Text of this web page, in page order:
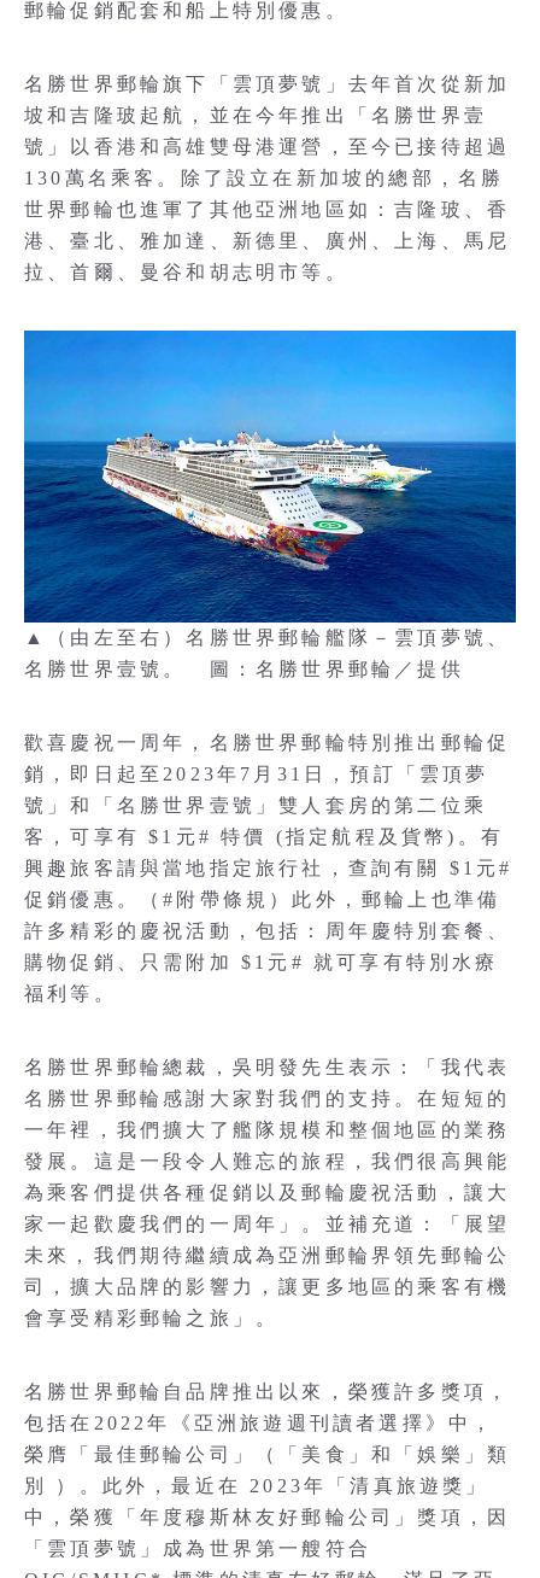
郵輪促銷配套和船上特別優惠。
名勝世界郵輪旗下「雲頂夢號」去年首次從新加
坡和吉隆玻起航，並在今年推出「名勝世界壹
號」以香港和高雄雙母港運營，至今已接待超過
130萬名乘客。除了設立在新加坡的總部，名勝
世界郵輪也進軍了其他亞洲地區如：吉隆玻、香
港、臺北、雅加達、新德里、廣州、上海、馬尼
拉、首爾、曼谷和胡志明市等。
▲（由左至右）名勝世界郵輪艦隊－雲頂夢號、
名勝世界壹號。 圖：名勝世界郵輪／提供
歡喜慶祝一周年，名勝世界郵輪特別推出郵輪促
銷，即日起至2023年7月31日，預訂「雲頂夢
號」和「名勝世界壹號」雙人套房的第二位乘
客，可享有 $1元# 特價 (指定航程及貨幣)。有
興趣旅客請與當地指定旅行社，查詢有關 $1元#
促銷優惠。（#附帶條規）此外，郵輪上也準備
許多精彩的慶祝活動，包括：周年慶特別套餐、
購物促銷、只需附加 $1元# 就可享有特別水療
福利等。
名勝世界郵輪總裁，吳明發先生表示：「我代表
名勝世界郵輪感謝大家對我們的支持。在短短的
一年裡，我們擴大了艦隊規模和整個地區的業務
發展。這是一段令人難忘的旅程，我們很高興能
為乘客們提供各種促銷以及郵輪慶祝活動，讓大
家一起歡慶我們的一周年」。並補充道：「展望
未來，我們期待繼續成為亞洲郵輪界領先郵輪公
司，擴大品牌的影響力，讓更多地區的乘客有機
會享受精彩郵輪之旅」。
名勝世界郵輪自品牌推出以來，榮獲許多獎項，
包括在2022年《亞洲旅遊週刊讀者選擇》中，
榮膺「最佳郵輪公司」（「美食」和「娛樂」類
別 ）。此外，最近在 2023年「清真旅遊獎」
中，榮獲「年度穆斯林友好郵輪公司」獎項，因
「雲頂夢號」成為世界第一艘符合